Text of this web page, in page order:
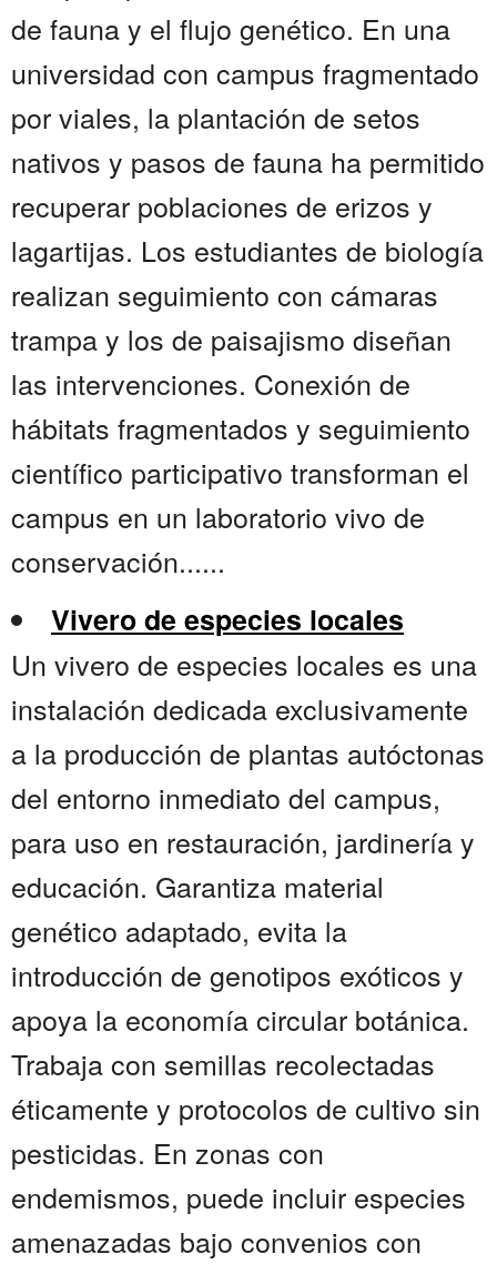
de fauna y el flujo genético. En una
universidad con campus fragmentado
por viales, la plantación de setos
nativos y pasos de fauna ha permitido
recuperar poblaciones de erizos y
lagartijas. Los estudiantes de biología
realizan seguimiento con cámaras
trampa y los de paisajismo diseñan
las intervenciones. Conexión de
hábitats fragmentados y seguimiento
científico participativo transforman el
campus en un laboratorio vivo de
conservación......
Vivero de especies locales
Un vivero de especies locales es una
instalación dedicada exclusivamente
a la producción de plantas autóctonas
del entorno inmediato del campus,
para uso en restauración, jardinería y
educación. Garantiza material
genético adaptado, evita la
introducción de genotipos exóticos y
apoya la economía circular botánica.
Trabaja con semillas recolectadas
éticamente y protocolos de cultivo sin
pesticidas. En zonas con
endemismos, puede incluir especies
amenazadas bajo convenios con